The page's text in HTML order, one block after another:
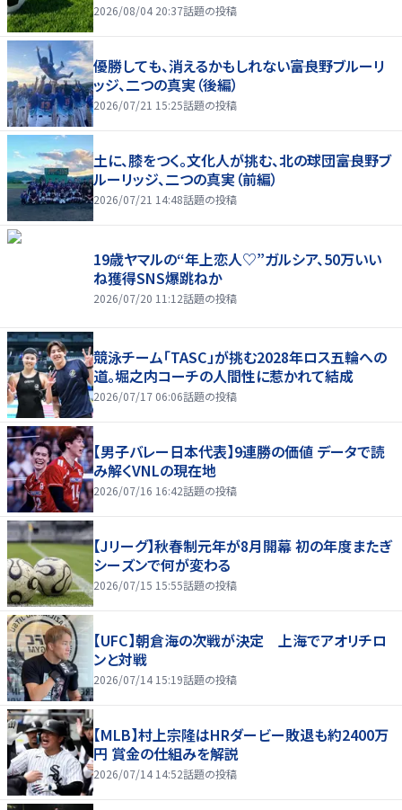
2026/08/04 20:37話題の投稿
優勝しても、消えるかもしれない――富良野ブルーリ
ッジ、二つの真実（後編）
2026/07/21 15:25話題の投稿
土に、膝をつく。文化人が挑む、北の球団――富良野ブ
ルーリッジ、二つの真実（前編）
2026/07/21 14:48話題の投稿
19歳ヤマルの“年上恋人♡”ガルシア、50万いい
ね獲得SNS爆跳ねか
2026/07/20 11:12話題の投稿
競泳チーム「TASC」が挑む2028年ロス五輪への
道。堀之内コーチの人間性に惹かれて結成
2026/07/17 06:06話題の投稿
【男子バレー日本代表】9連勝の価値 データで読
み解くVNLの現在地
2026/07/16 16:42話題の投稿
【Jリーグ】秋春制元年が8月開幕 初の年度またぎ
シーズンで何が変わる
2026/07/15 15:55話題の投稿
【UFC】朝倉海の次戦が決定 上海でアオリチロ
ンと対戦
2026/07/14 15:19話題の投稿
【MLB】村上宗隆はHRダービー敗退も約2400万
円 賞金の仕組みを解説
2026/07/14 14:52話題の投稿